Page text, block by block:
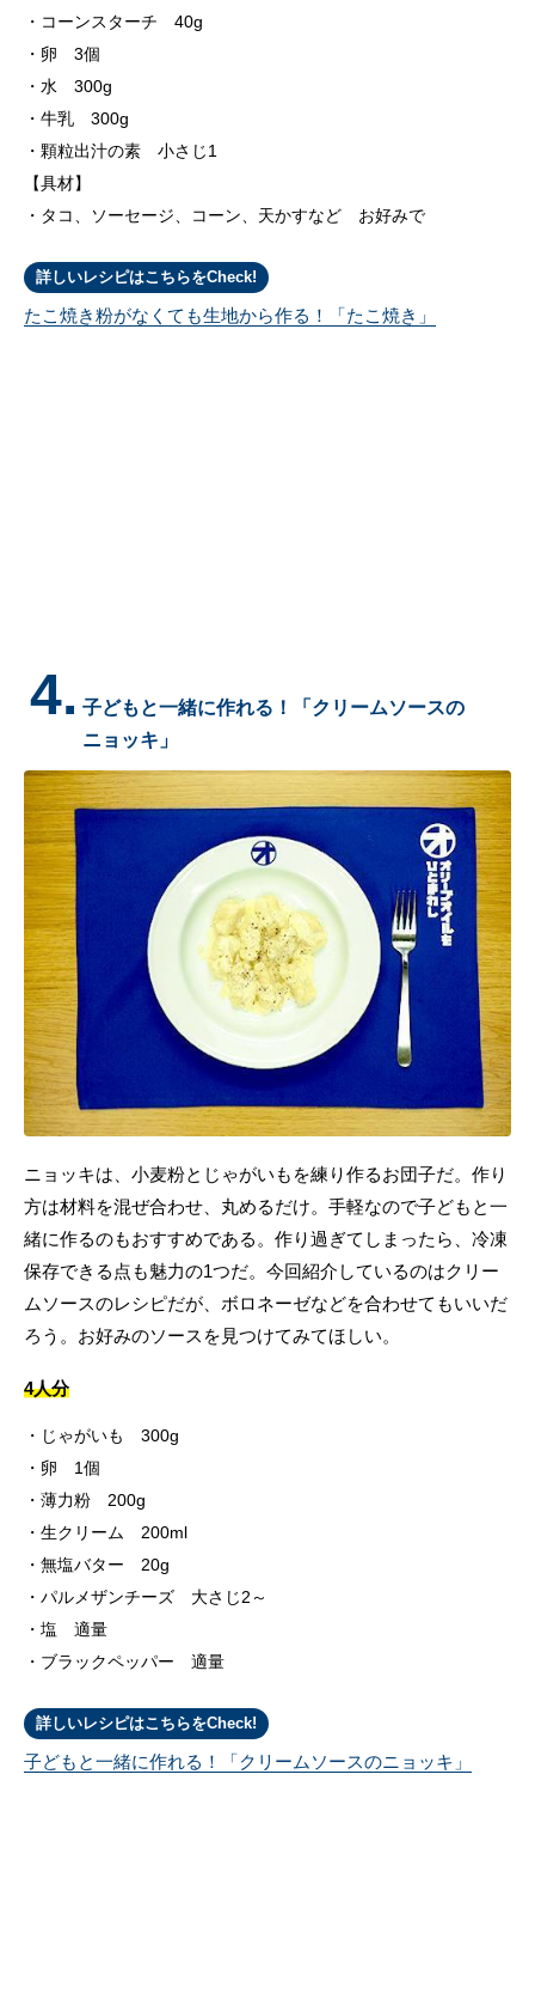
コーンスターチ 40g
卵 3個
水 300g
牛乳 300g
顆粒出汁の素 小さじ1
【具材】
タコ、ソーセージ、コーン、天かすなど お好みで
詳しいレシピはこちらをCheck!
たこ焼き粉がなくても生地から作る！「たこ焼き」
4. 子どもと一緒に作れる！「クリームソースの
ニョッキ」
ニョッキは、小麦粉とじゃがいもを練り作るお団子だ。作り
方は材料を混ぜ合わせ、丸めるだけ。手軽なので子どもと一
緒に作るのもおすすめである。作り過ぎてしまったら、冷凍
保存できる点も魅力の1つだ。今回紹介しているのはクリー
ムソースのレシピだが、ボロネーゼなどを合わせてもいいだ
ろう。お好みのソースを見つけてみてほしい。
4人分
じゃがいも 300g
卵 1個
薄力粉 200g
生クリーム 200ml
無塩バター 20g
パルメザンチーズ 大さじ2～
塩 適量
ブラックペッパー 適量
詳しいレシピはこちらをCheck!
子どもと一緒に作れる！「クリームソースのニョッキ」